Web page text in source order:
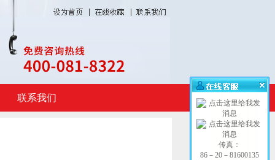
联系我们
传真：
86－20－81600135